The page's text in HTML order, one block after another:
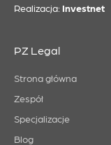
Realizacja: Investnet
PZ Legal
Strona główna
Zespół
Specjalizacje
Blog